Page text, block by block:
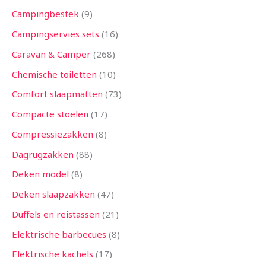
Campingbestek 9
Campingservies sets 16
Caravan & Camper 268
Chemische toiletten 10
Comfort slaapmatten 73
Compacte stoelen 17
Compressiezakken 8
Dagrugzakken 88
Deken model 8
Deken slaapzakken 47
Duffels en reistassen 21
Elektrische barbecues 8
Elektrische kachels 17